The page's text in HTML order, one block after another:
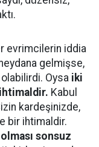
evrimcilerin iddia
gelmişse,
Oysa iki
Kabul
kardeşinizde,
bir ihtimaldir.
sonsuz